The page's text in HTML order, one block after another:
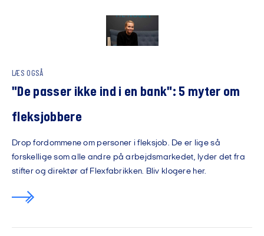
LÆS OGSÅ
"De passer ikke ind i en bank": 5 myter om
fleksjobbere
Drop fordommene om personer i fleksjob. De er lige så
forskellige som alle andre på arbejdsmarkedet, lyder det fra
stifter og direktør af Flexfabrikken. Bliv klogere her.